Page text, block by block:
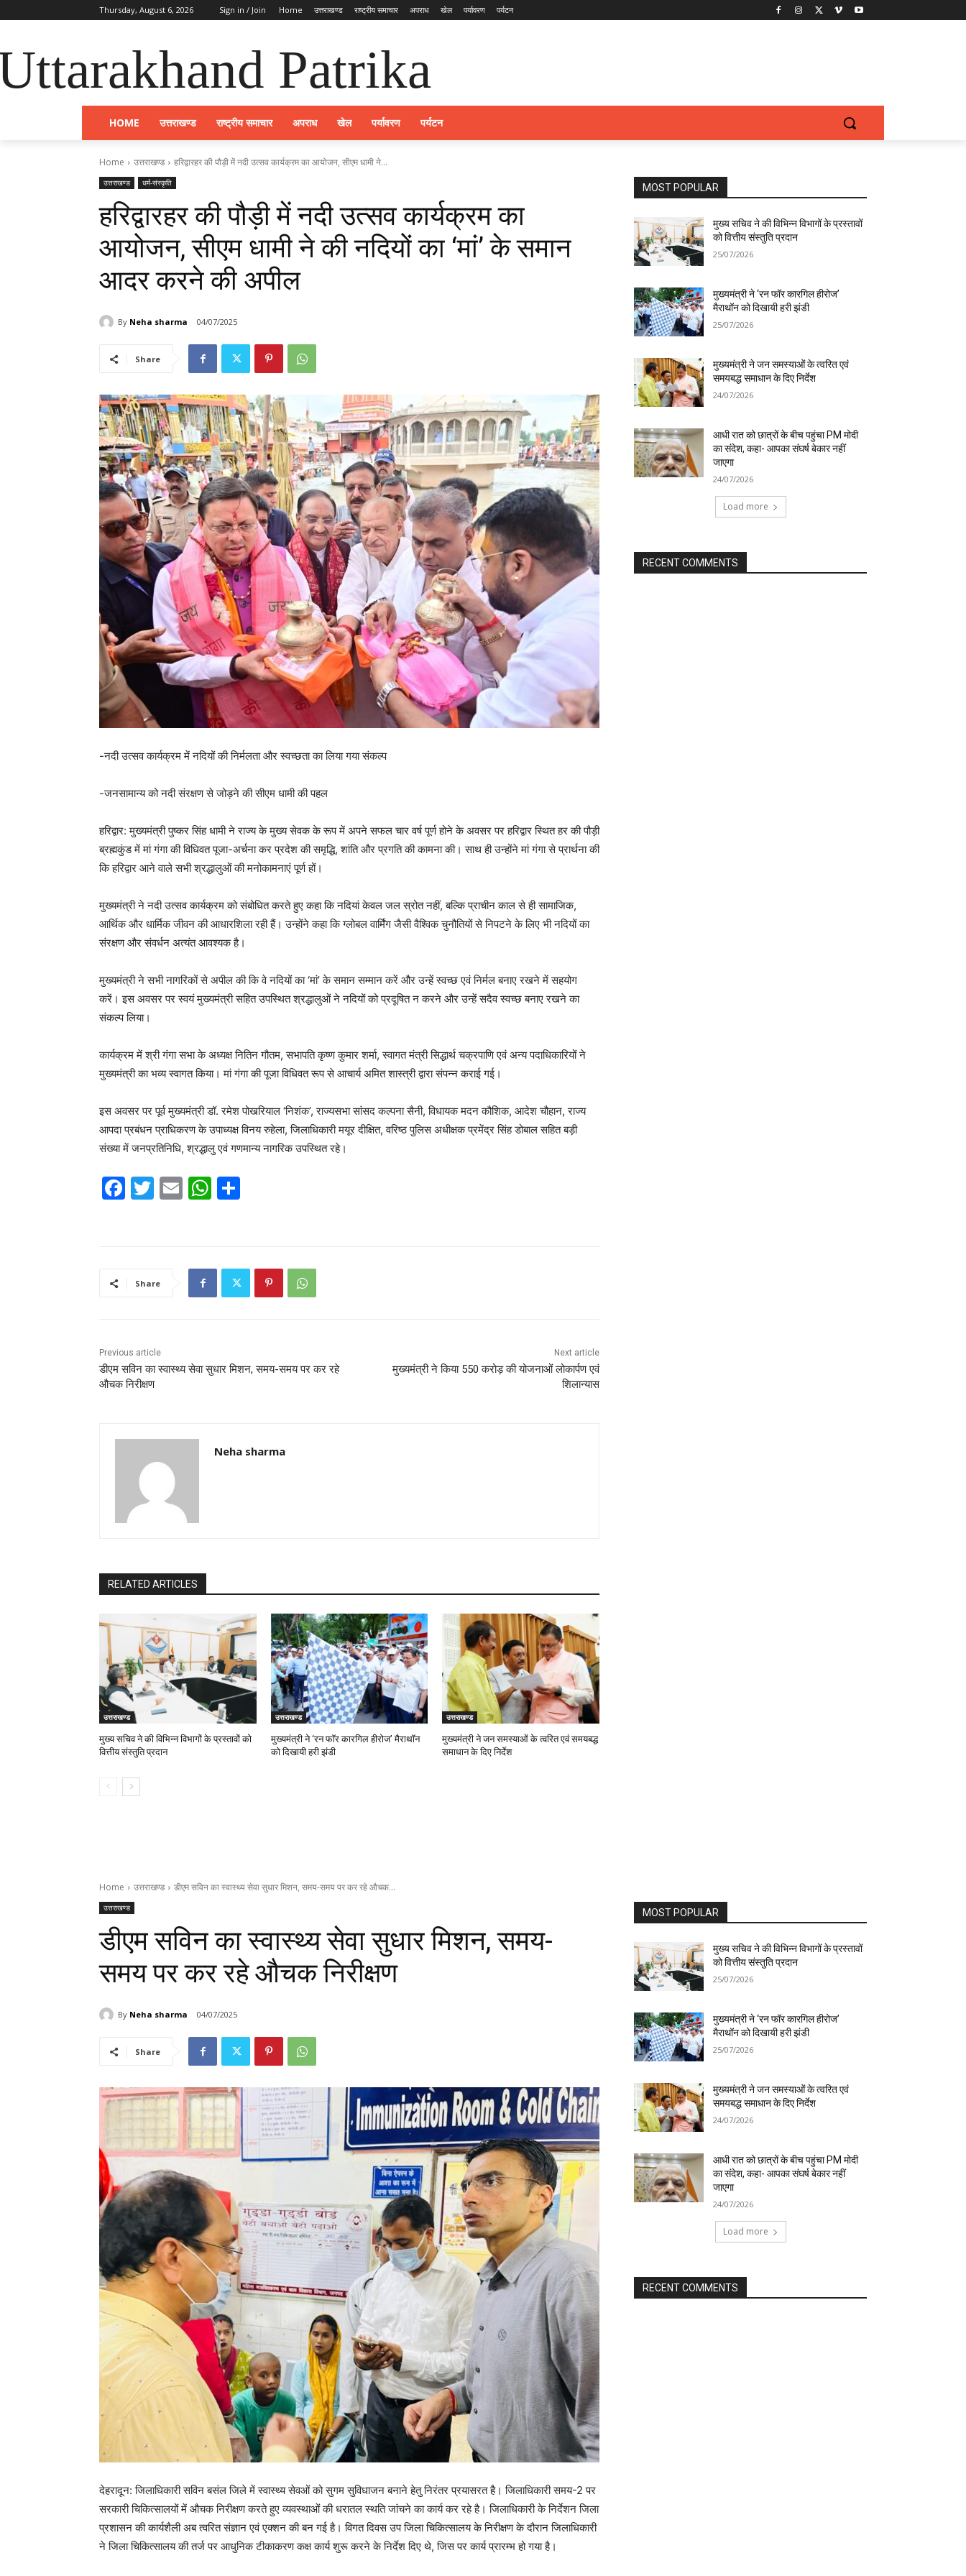
Thursday, August 6, 2026 Sign in / Join Home उत्तराखण्ड राष्ट्रीय समाचार अपराध खेल पर्यावरण पर्यटन
Patrika
HOME उत्तराखण्ड राष्ट्रीय समाचार अपराध खेल पर्यावरण पर्यटन
Home उत्तराखण्ड हरिद्वारहर की पौड़ी में नदी उत्सव कार्यक्रम का आयोजन, सीएम धामी ने...
उत्तराखण्ड धर्म-संस्कृति
हरिद्वारहर की पौड़ी में नदी उत्सव कार्यक्रम का
आयोजन, सीएम धामी ने की नदियों का ‘मां’ के समान
आदर करने की अपील
By Neha sharma 04/07/2025
Share
-नदी उत्सव कार्यक्रम में नदियों की निर्मलता और स्वच्छता का लिया गया संकल्प
-जनसामान्य को नदी संरक्षण से जोड़ने की सीएम धामी की पहल
हरिद्वार: मुख्यमंत्री पुष्कर सिंह धामी ने राज्य के मुख्य सेवक के रूप में अपने सफल चार वर्ष पूर्ण होने के अवसर पर हरिद्वार स्थित हर की पौड़ी
ब्रह्मकुंड में मां गंगा की विधिवत पूजा-अर्चना कर प्रदेश की समृद्धि, शांति और प्रगति की कामना की। साथ ही उन्होंने मां गंगा से प्रार्थना की
कि हरिद्वार आने वाले सभी श्रद्धालुओं की मनोकामनाएं पूर्ण हों।
मुख्यमंत्री ने नदी उत्सव कार्यक्रम को संबोधित करते हुए कहा कि नदियां केवल जल स्रोत नहीं, बल्कि प्राचीन काल से ही सामाजिक,
आर्थिक और धार्मिक जीवन की आधारशिला रही हैं। उन्होंने कहा कि ग्लोबल वार्मिंग जैसी वैश्विक चुनौतियों से निपटने के लिए भी नदियों का
संरक्षण और संवर्धन अत्यंत आवश्यक है।
मुख्यमंत्री ने सभी नागरिकों से अपील की कि वे नदियों का ‘मां’ के समान सम्मान करें और उन्हें स्वच्छ एवं निर्मल बनाए रखने में सहयोग
करें। इस अवसर पर स्वयं मुख्यमंत्री सहित उपस्थित श्रद्धालुओं ने नदियों को प्रदूषित न करने और उन्हें सदैव स्वच्छ बनाए रखने का
संकल्प लिया।
कार्यक्रम में श्री गंगा सभा के अध्यक्ष नितिन गौतम, सभापति कृष्ण कुमार शर्मा, स्वागत मंत्री सिद्धार्थ चक्रपाणि एवं अन्य पदाधिकारियों ने
मुख्यमंत्री का भव्य स्वागत किया। मां गंगा की पूजा विधिवत रूप से आचार्य अमित शास्त्री द्वारा संपन्न कराई गई।
इस अवसर पर पूर्व मुख्यमंत्री डॉ. रमेश पोखरियाल ‘निशंक’, राज्यसभा सांसद कल्पना सैनी, विधायक मदन कौशिक, आदेश चौहान, राज्य
आपदा प्रबंधन प्राधिकरण के उपाध्यक्ष विनय रुहेला, जिलाधिकारी मयूर दीक्षित, वरिष्ठ पुलिस अधीक्षक प्रमेंद्र सिंह डोबाल सहित बड़ी
संख्या में जनप्रतिनिधि, श्रद्धालु एवं गणमान्य नागरिक उपस्थित रहे।
F
b
k
T
E
W
A
p
Share
Previous article
डीएम सविन का स्वास्थ्य सेवा सुधार मिशन, समय-समय पर कर रहे
औचक निरीक्षण
Next article
मुख्यमंत्री ने किया 550 करोड़ की योजनाओं लोकार्पण एवं
शिलान्यास
Neha sharma
RELATED ARTICLES
उत्तराखण्ड
मुख्य सचिव ने की विभिन्न विभागों के प्रस्तावों को
वित्तीय संस्तुति प्रदान
उत्तराखण्ड
मुख्यमंत्री ने ‘रन फॉर कारगिल हीरोज’ मैराथॉन
को दिखायी हरी झंडी
उत्तराखण्ड
मुख्यमंत्री ने जन समस्याओं के त्वरित एवं समयबद्ध
समाधान के दिए निर्देश
MOST POPULAR
मुख्य सचिव ने की विभिन्न विभागों के प्रस्तावों
को वित्तीय संस्तुति प्रदान
25/07/2026
मुख्यमंत्री ने ‘रन फॉर कारगिल हीरोज’
मैराथॉन को दिखायी हरी झंडी
25/07/2026
मुख्यमंत्री ने जन समस्याओं के त्वरित एवं
समयबद्ध समाधान के दिए निर्देश
24/07/2026
आधी रात को छात्रों के बीच पहुंचा PM मोदी
का संदेश, कहा- आपका संघर्ष बेकार नहीं
जाएगा
24/07/2026
Load more
RECENT COMMENTS